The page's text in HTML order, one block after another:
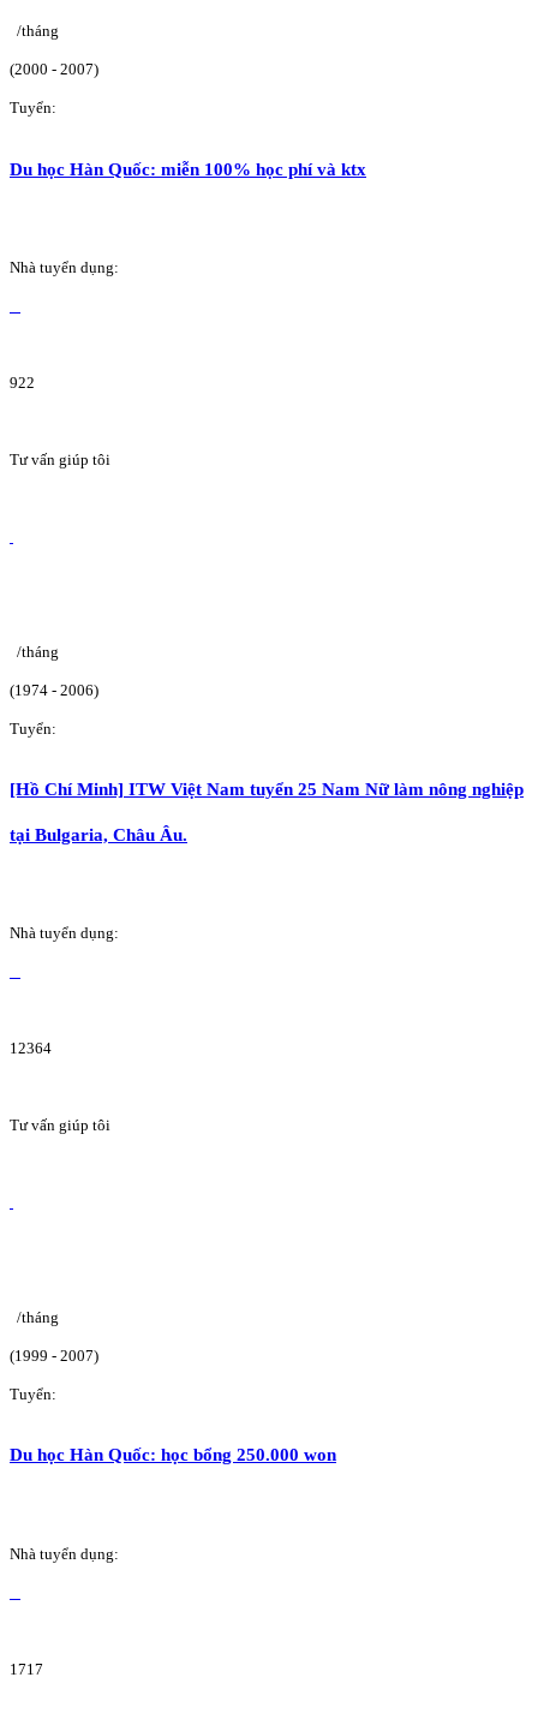
/tháng
(2000 - 2007)
Tuyển:
Du học Hàn Quốc: miễn 100% học phí và ktx
Nhà tuyển dụng:
922
Tư vấn giúp tôi
/tháng
(1974 - 2006)
Tuyển:
[Hồ Chí Minh] ITW Việt Nam tuyển 25 Nam Nữ làm nông nghiệp
tại Bulgaria, Châu Âu.
Nhà tuyển dụng:
12364
Tư vấn giúp tôi
/tháng
(1999 - 2007)
Tuyển:
Du học Hàn Quốc: học bổng 250.000 won
Nhà tuyển dụng:
1717